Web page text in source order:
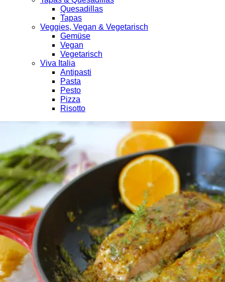
Quesadillas
Tapas
Veggies, Vegan & Vegetarisch
Gemüse
Vegan
Vegetarisch
Viva Italia
Antipasti
Pasta
Pesto
Pizza
Risotto